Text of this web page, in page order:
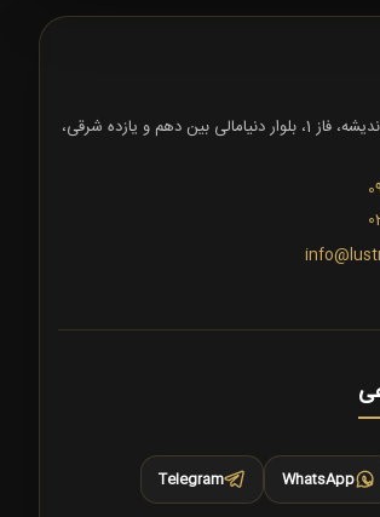
تهران، شهرک اندیشه، فاز 1، بلوار دنیامالی بین دهم و یازده شرقی،
WhatsApp
Telegram